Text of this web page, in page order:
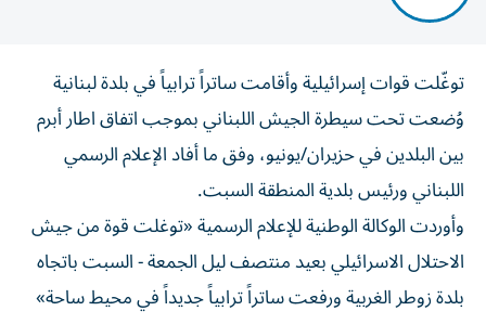
توغّلت قوات إسرائيلية وأقامت ساتراً ترابياً في بلدة لبنانية
وُضعت تحت سيطرة الجيش اللبناني بموجب اتفاق اطار أبرم
بين البلدين في حزيران/يونيو، وفق ما أفاد الإعلام الرسمي
اللبناني ورئيس بلدية المنطقة السبت.
وأوردت الوكالة الوطنية للإعلام الرسمية «توغلت قوة من جيش
الاحتلال الاسرائيلي بعيد منتصف ليل الجمعة - السبت باتجاه
بلدة زوطر الغربية ورفعت ساتراً ترابياً جديداً في محيط ساحة»